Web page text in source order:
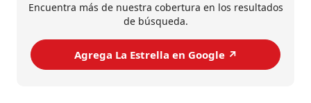
Encuentra más de nuestra cobertura en los resultados
de búsqueda.
Agrega La Estrella en Google ↗️